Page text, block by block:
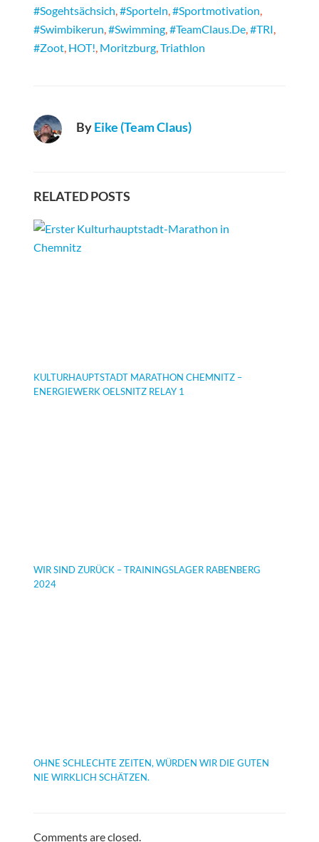
#sogehtsächsich,#sporteln,#sportmotivation,
#swimbikerun,#swimming,#TeamClaus.de,#TRI,
#zoot, HOT!, Moritzburg,Triathlon
ByEike (Team Claus)
RELATED POSTS
KULTURHAUPTSTADT MARATHON CHEMNITZ –
ENERGIEWERK OELSNITZ RELAY 1
WIR SIND ZURÜCK – TRAININGSLAGER RABENBERG
2024
OHNE SCHLECHTE ZEITEN, WÜRDEN WIR DIE GUTEN
NIE WIRKLICH SCHÄTZEN.
Comments are closed.